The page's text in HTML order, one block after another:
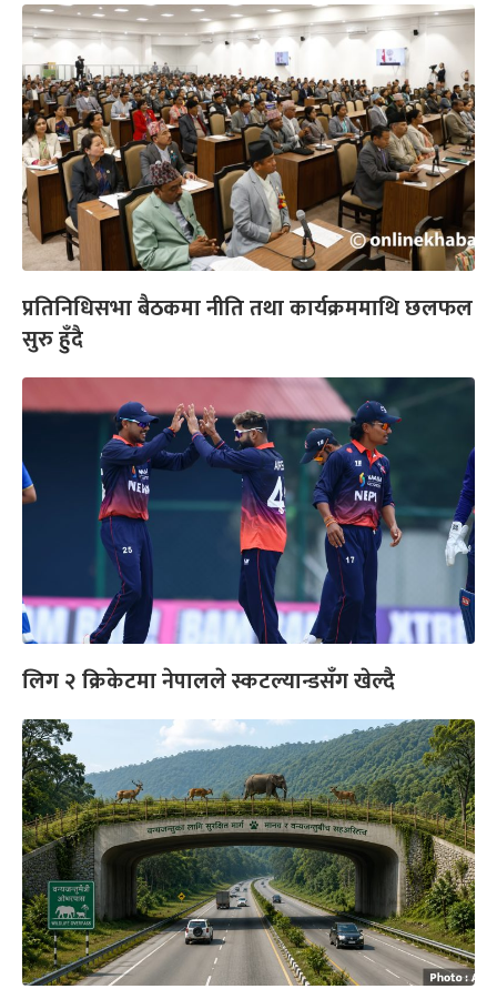
प्रतिनिधिसभा बैठकमा नीति तथा कार्यक्रममाथि छलफल
सुरु हुँदै
लिग २ क्रिकेटमा नेपालले स्कटल्यान्डसँग खेल्दै